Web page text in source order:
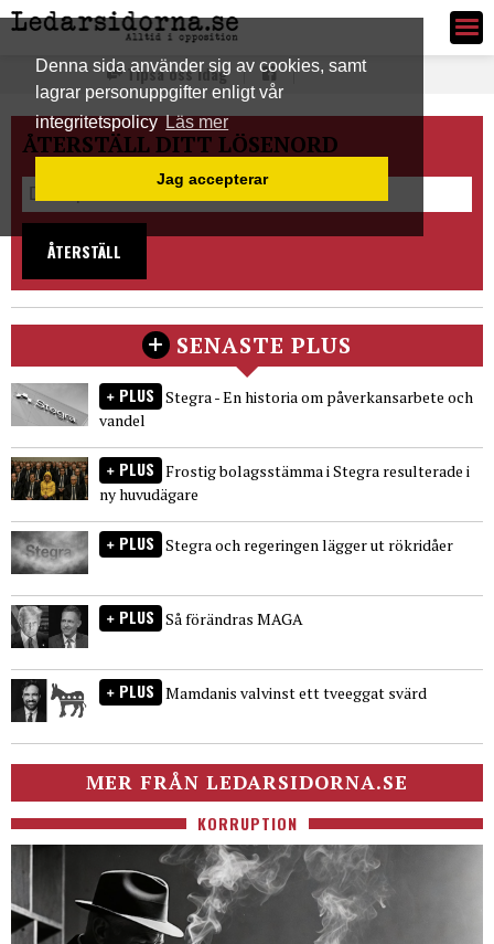
Denna sida använder sig av cookies, samt
lagrar personuppgifter enligt vår
integritetspolicyLäs mer
Jag accepterar
Ledarsidorna.se
Tipsa oss idag
ÅTERSTÄLL DITT LÖSENORD
ÅTERSTÄLL
SENASTE PLUS
PLUS Stegra - En historia om påverkansarbete och
vandel
PLUS Frostig bolagsstämma i Stegra resulterade i
ny huvudägare
PLUS Stegra och regeringen lägger ut rökridåer
PLUS Så förändras MAGA
PLUS Mamdanis valvinst ett tveeggat svärd
MER FRÅN LEDARSIDORNA.SE
KORRUPTION